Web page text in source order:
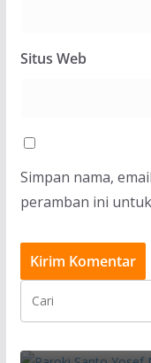
Situs Web
Simpan nama,
peramban ini
Paroki Santo
Keharmonisan